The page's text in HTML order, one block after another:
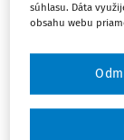
súhlasu. Dáta
obsahu webu